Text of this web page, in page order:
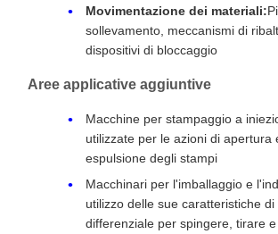
Movimentazione dei materiali:
sollevamento, meccanismi di
dispositivi di bloccaggio
Aree applicative aggiuntive
Macchine per stampaggio a
utilizzate per le azioni di apertura
espulsione degli stampi
Macchinari per l'imballaggio e
utilizzo delle sue caratteristiche
differenziale per spingere, tirare